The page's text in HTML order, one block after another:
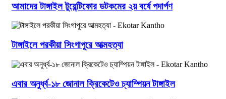
আমাদের টাঙ্গাইল টুয়েন্টিফোর ডটকমের ২য় বর্ষে পদার্পণ
টাঙ্গাইলে পরকীয়া সিংগাপুরে আত্মহত্যা
এবার অনুর্ধ্ব-১৮ জোনাল ক্রিকেটেও চ্যাম্পিয়ন টাঙ্গাইল